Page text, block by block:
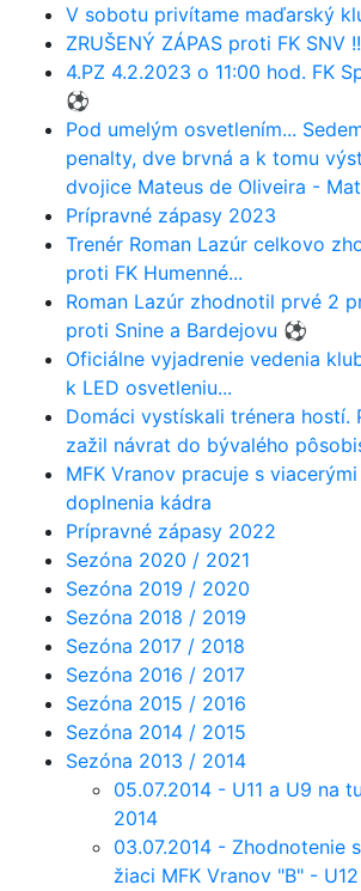
V sobotu privítame maďarský
ZRUŠENÝ ZÁPAS proti FK SNV
4.PZ 4.2.2023 o 11:00 hod. FK
⚽️
Pod umelým osvetlením...
penalty, dve brvná a k tomu
dvojice Mateus de Oliveira -
Prípravné zápasy 2023
Trenér Roman Lazúr celkovo
proti FK Humenné...
Roman Lazúr zhodnotil prvé 2
proti Snine a Bardejovu ⚽️
Oficiálne vyjadrenie vedenia
k LED osvetleniu...
Domáci vystískali trénera hostí.
zažil návrat do bývalého
MFK Vranov pracuje s
doplnenia kádra
Prípravné zápasy 2022
Sezóna 2020 / 2021
Sezóna 2019 / 2020
Sezóna 2018 / 2019
Sezóna 2017 / 2018
Sezóna 2016 / 2017
Sezóna 2015 / 2016
Sezóna 2014 / 2015
Sezóna 2013 / 2014
05.07.2014 - U11 a U9 na
2014
03.07.2014 - Zhodnotenie
žiaci MFK Vranov "B" - U12